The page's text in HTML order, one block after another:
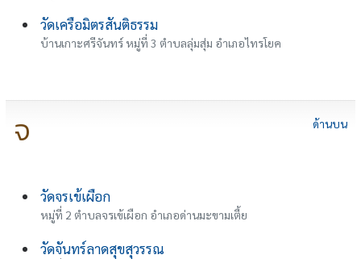
วัดเครือมิตรสันติธรรม
บ้านเกาะศรีจันทร์ หมู่ที่ 3 ตำบลลุ่มสุ่ม อำเภอไทรโยค
ด้านบน
จ
วัดจรเข้เผือก
หมู่ที่ 2 ตำบลจรเข้เผือก อำเภอด่านมะขามเตี้ย
วัดจันทร์ลาดสุขสุวรรณ